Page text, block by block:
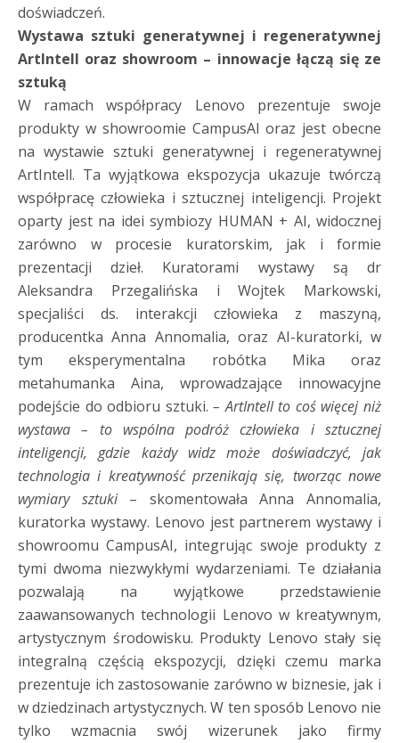
doświadczeń.
Wystawa sztuki generatywnej i regeneratywnej
ArtIntell oraz showroom – innowacje łączą się ze
sztuką
W ramach współpracy Lenovo prezentuje swoje
produkty w showroomie CampusAI oraz jest obecne
na wystawie sztuki generatywnej i regeneratywnej
ArtIntell. Ta wyjątkowa ekspozycja ukazuje twórczą
współpracę człowieka i sztucznej inteligencji. Projekt
oparty jest na idei symbiozy HUMAN + AI, widocznej
zarówno w procesie kuratorskim, jak i formie
prezentacji dzieł. Kuratorami wystawy są dr
Aleksandra Przegalińska i Wojtek Markowski,
specjaliści ds. interakcji człowieka z maszyną,
producentka Anna Annomalia, oraz AI-kuratorki, w
tym eksperymentalna robótka Mika oraz
metahumanka Aina, wprowadzające innowacyjne
podejście do odbioru sztuki.– ArtIntell to coś więcej niż
wystawa – to wspólna podróż człowieka i sztucznej
inteligencji, gdzie każdy widz może doświadczyć, jak
technologia i kreatywność przenikają się, tworząc nowe
wymiary sztuki– skomentowała Anna Annomalia,
kuratorka wystawy. Lenovo jest partnerem wystawy i
showroomu CampusAI, integrując swoje produkty z
tymi dwoma niezwykłymi wydarzeniami. Te działania
pozwalają na wyjątkowe przedstawienie
zaawansowanych technologii Lenovo w kreatywnym,
artystycznym środowisku. Produkty Lenovo stały się
integralną częścią ekspozycji, dzięki czemu marka
prezentuje ich zastosowanie zarówno w biznesie, jak i
w dziedzinach artystycznych. W ten sposób Lenovo nie
tylko wzmacnia swój wizerunek jako firmy